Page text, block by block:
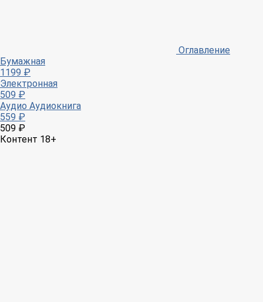
Оглавление
Бумажная
1199 ₽
Электронная
509 ₽
Аудио Аудиокнига
559 ₽
509 ₽
Контент 18+